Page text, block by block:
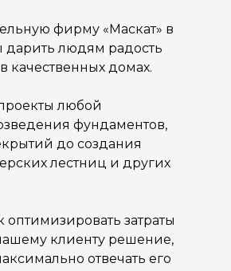
фирму «Маскат» в
дарить людям радость
качественных домах.
любой
фундаментов,
до создания
лестниц и других
оптимизировать затраты
клиенту решение,
отвечать его